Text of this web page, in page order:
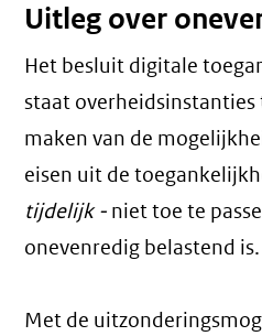
Uitleg over
Het besluit digitale
staat
maken van de
eisen uit de
tijdelijk - niet toe te
onevenredig belastend is.
Met de